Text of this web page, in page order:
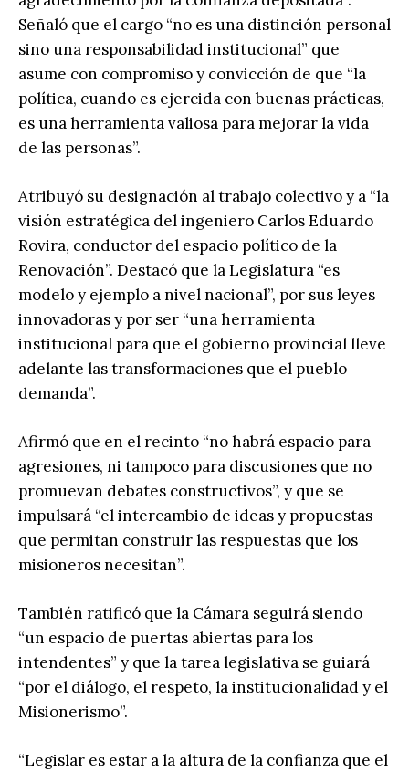
Señaló que el cargo “no es una distinción personal
sino una responsabilidad institucional” que
asume con compromiso y convicción de que “la
política, cuando es ejercida con buenas prácticas,
es una herramienta valiosa para mejorar la vida
de las personas”.
Atribuyó su designación al trabajo colectivo y a “la
visión estratégica del ingeniero Carlos Eduardo
Rovira, conductor del espacio político de la
Renovación”. Destacó que la Legislatura “es
modelo y ejemplo a nivel nacional”, por sus leyes
innovadoras y por ser “una herramienta
institucional para que el gobierno provincial lleve
adelante las transformaciones que el pueblo
demanda”.
Afirmó que en el recinto “no habrá espacio para
agresiones, ni tampoco para discusiones que no
promuevan debates constructivos”, y que se
impulsará “el intercambio de ideas y propuestas
que permitan construir las respuestas que los
misioneros necesitan”.
También ratificó que la Cámara seguirá siendo
“un espacio de puertas abiertas para los
intendentes” y que la tarea legislativa se guiará
“por el diálogo, el respeto, la institucionalidad y el
Misionerismo”.
“Legislar es estar a la altura de la confianza que el